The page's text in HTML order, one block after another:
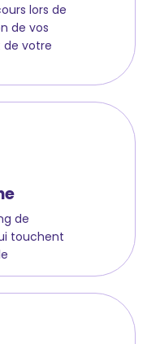
lors de
de vos
de votre
de
touchent